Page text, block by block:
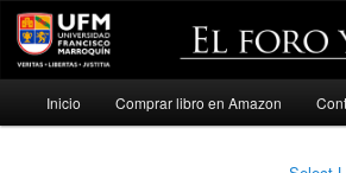
Ir
Ir
Inicio Comprar libro en Amazon